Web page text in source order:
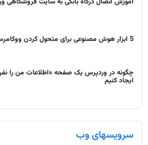
5 ابزار هوش مصنوعی برای متحول کردن ووکامرس
چگونه در وردپرس یک صفحه «اطلاعات من را
ایجاد کنیم
سرویسهای وب